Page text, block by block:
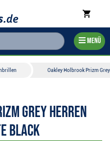
Menü
Oakley Holbrook Prizm
Grey Herren
Black